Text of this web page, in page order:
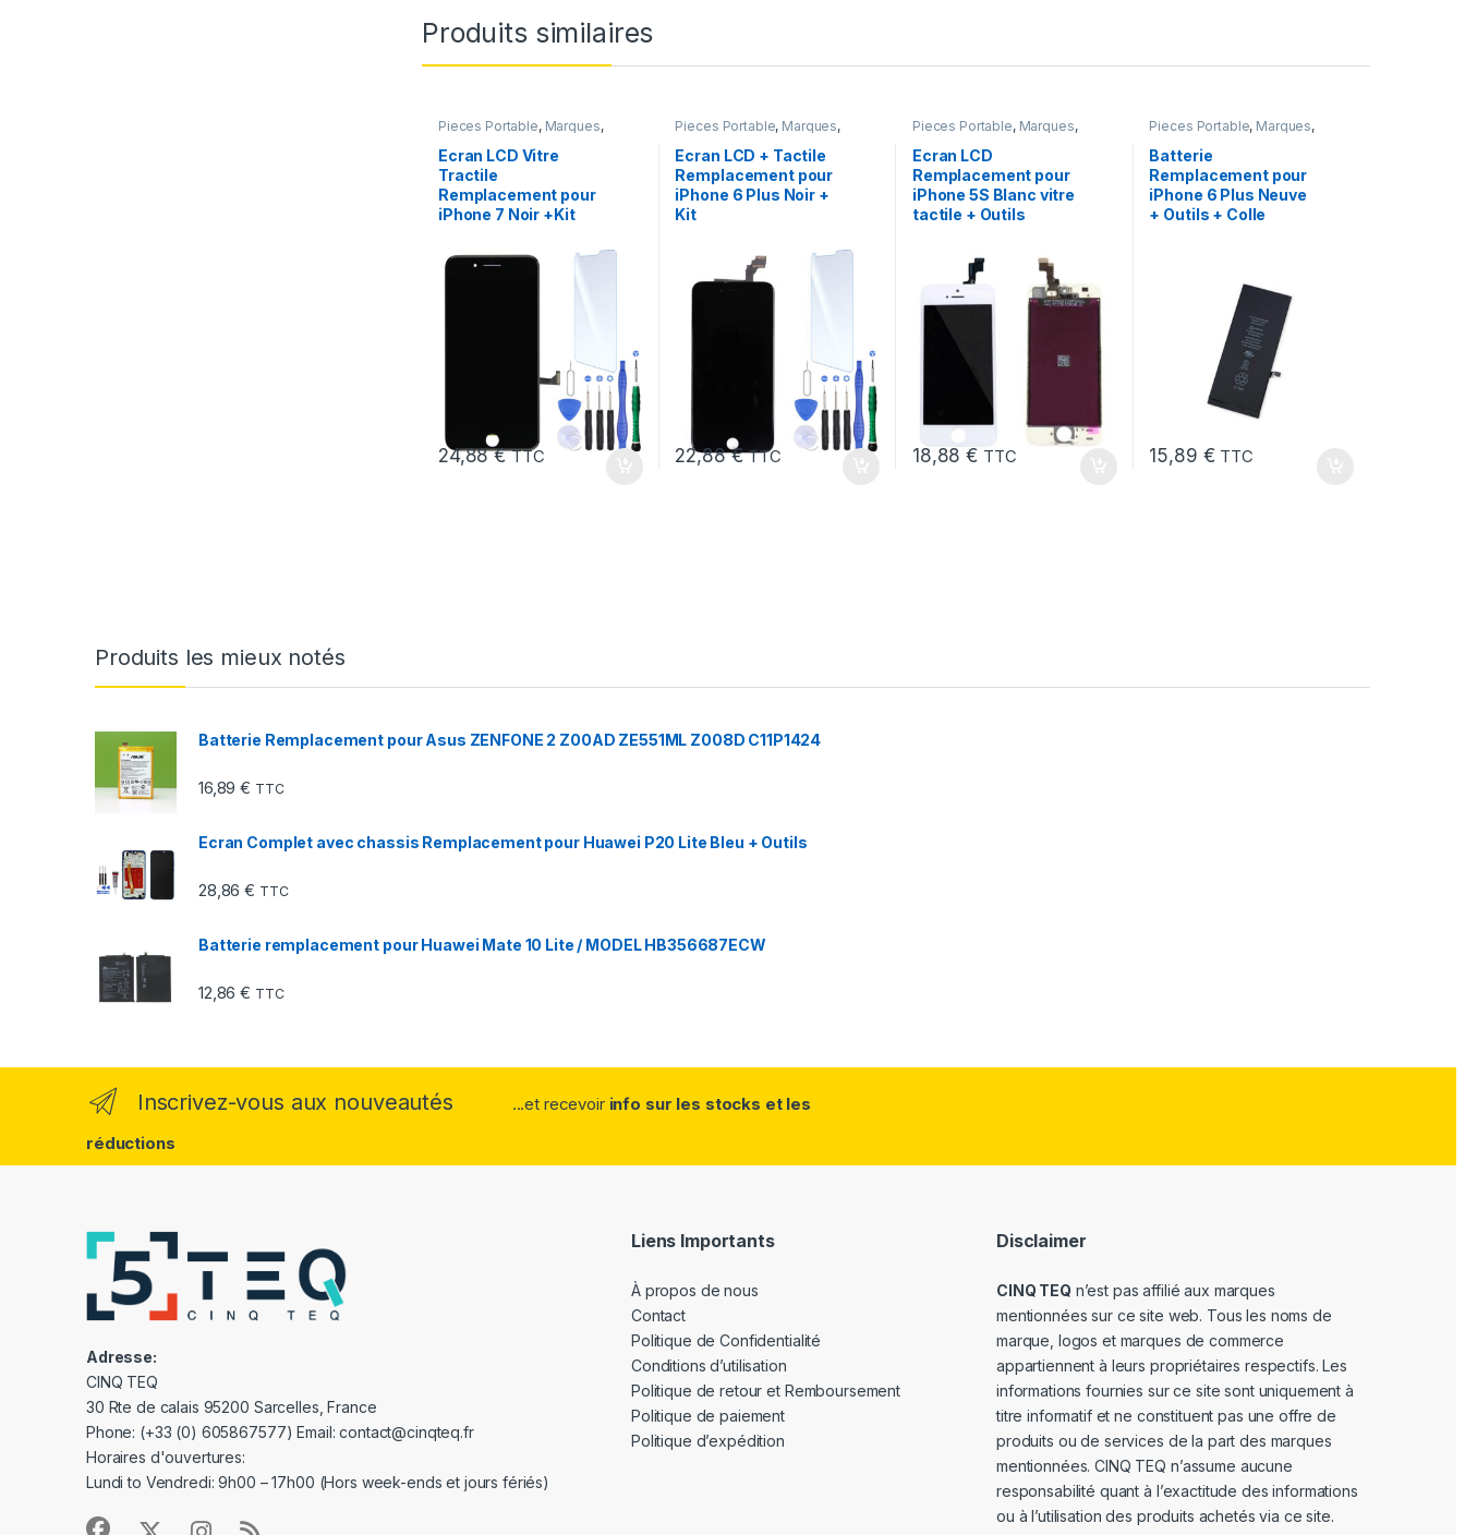
Produits similaires
Pieces Portable, Marques,
Ecran LCD Vitre
Tractile
Remplacement pour
iPhone 7 Noir +Kit
24,88€ TTC
Pieces Portable, Marques,
Ecran LCD + Tactile
Remplacement pour
iPhone 6 Plus Noir +
Kit
22,88€ TTC
Pieces Portable, Marques,
Ecran LCD
Remplacement pour
iPhone 5S Blanc vitre
tactile + Outils
18,88€ TTC
Pieces Portable, Marques,
chargeurs
Batterie
Remplacement pour
iPhone 6 Plus Neuve
+ Outils + Colle
15,89 € TTC
Produits les mieux notés
Batterie Remplacement pour Asus ZENFONE 2 Z00AD ZE551ML Z008D C11P1424
16,89€ TTC
Ecran Complet avec chassis Remplacement pour Huawei P20 Lite Bleu + Outils
28,86€ TTC
Batterie remplacement pour Huawei Mate 10 Lite / MODEL HB356687ECW
12,86€ TTC
Inscrivez-vous aux nouveautés ...et recevoir info sur les stocks et les
réductions
Adresse:
CINQ TEQ
30 Rte de calais 95200 Sarcelles, France
Phone: (+33 (0) 605867577) Email: contact@cinqteq.fr
Horaires d'ouvertures:
Lundi to Vendredi: 9h00 – 17h00 (Hors week-ends et jours fériés)
Liens Importants
À propos de nous
Contact
Politique de Confidentialité
Conditions d’utilisation
Politique de retour et Remboursement
Politique de paiement
Politique d’expédition
Disclaimer
CINQ TEQ n’est pas affilié aux marques
mentionnées sur ce site web. Tous les noms de
marque, logos et marques de commerce
appartiennent à leurs propriétaires respectifs. Les
informations fournies sur ce site sont uniquement à
titre informatif et ne constituent pas une offre de
produits ou de services de la part des marques
mentionnées. CINQ TEQ n’assume aucune
responsabilité quant à l’exactitude des informations
ou à l’utilisation des produits achetés via ce site.